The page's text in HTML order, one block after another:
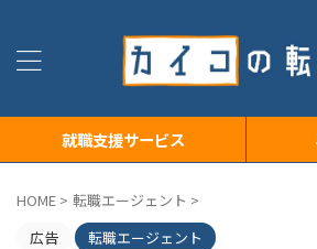
就職支援サービス
HOME > 転職エージェント >
広告
転職エージェント